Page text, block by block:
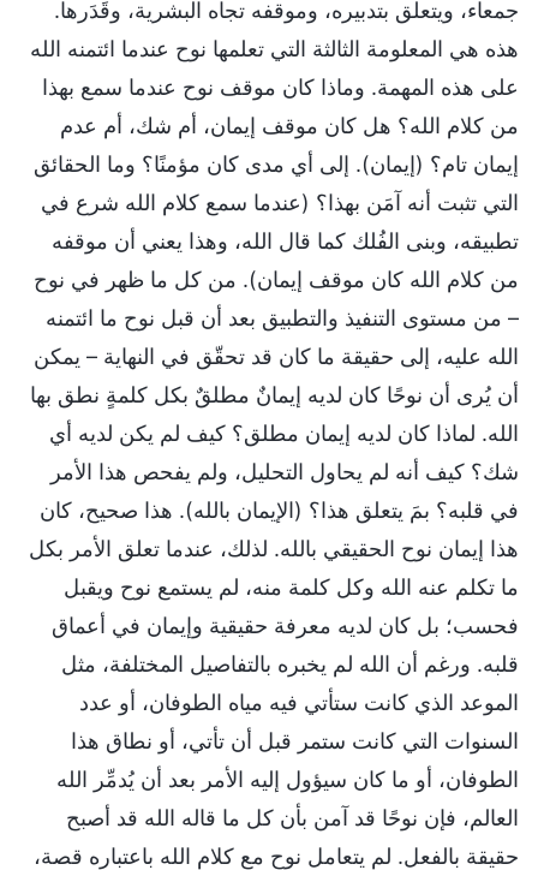
جمعاء، ويتعلق بتدبيره، وموقفه تجاه البشرية، وقَدَرها.
هذه هي المعلومة الثالثة التي تعلمها نوح عندما ائتمنه الله
على هذه المهمة. وماذا كان موقف نوح عندما سمع بهذا
من كلام الله؟ هل كان موقف إيمان، أم شك، أم عدم
إيمان تام؟ (إيمان). إلى أي مدى كان مؤمنًا؟ وما الحقائق
التي تثبت أنه آمَن بهذا؟ (عندما سمع كلام الله شرع في
تطبيقه، وبنى الفُلك كما قال الله، وهذا يعني أن موقفه
من كلام الله كان موقف إيمان). من كل ما ظهر في نوح
– من مستوى التنفيذ والتطبيق بعد أن قبل نوح ما ائتمنه
الله عليه، إلى حقيقة ما كان قد تحقّق في النهاية – يمكن
أن يُرى أن نوحًا كان لديه إيمانٌ مطلقٌ بكل كلمةٍ نطق بها
الله. لماذا كان لديه إيمان مطلق؟ كيف لم يكن لديه أي
شك؟ كيف أنه لم يحاول التحليل، ولم يفحص هذا الأمر
في قلبه؟ بمَ يتعلق هذا؟ (الإيمان بالله). هذا صحيح، كان
هذا إيمان نوح الحقيقي بالله. لذلك، عندما تعلق الأمر بكل
ما تكلم عنه الله وكل كلمة منه، لم يستمع نوح ويقبل
فحسب؛ بل كان لديه معرفة حقيقية وإيمان في أعماق
قلبه. ورغم أن الله لم يخبره بالتفاصيل المختلفة، مثل
الموعد الذي كانت ستأتي فيه مياه الطوفان، أو عدد
السنوات التي كانت ستمر قبل أن تأتي، أو نطاق هذا
الطوفان، أو ما كان سيؤول إليه الأمر بعد أن يُدمِّر الله
العالم، فإن نوحًا قد آمن بأن كل ما قاله الله قد أصبح
حقيقة بالفعل. لم يتعامل نوح مع كلام الله باعتباره قصة،